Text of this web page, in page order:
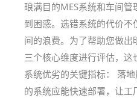
琅满目的MES系统和车间
到困惑。选错系统的代价
间的浪费。为了帮助您做
三个核心维度进行评估，
系统优劣的关键指标： 落
的系统应能快速部署，让